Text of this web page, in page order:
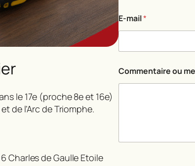
le 17e (proche 8e et 16e)
de l’Arc de Triomphe.
Charles de Gaulle Etoile
E-mail*
-
m
Commentaire ou